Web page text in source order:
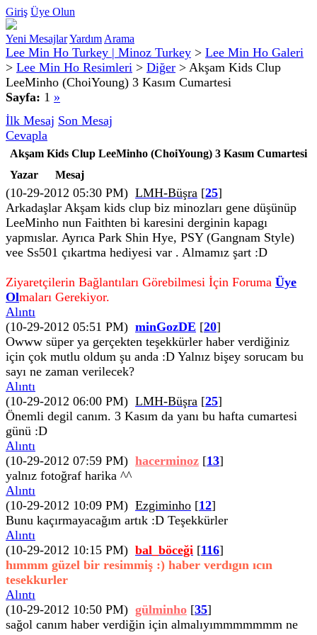
Giriş Üye Olun
Yeni MesajlarYardım Arama
Lee Min Ho Turkey | Minoz Turkey > Lee Min Ho Galeri
> Lee Min Ho Resimleri > Diğer > Akşam Kids Clup
LeeMinho (ChoiYoung) 3 Kasım Cumartesi
Sayfa: 1 »
İlk Mesaj Son Mesaj
Cevapla
Akşam Kids Clup LeeMinho (ChoiYoung) 3 Kasım Cumartesi
Yazar
Mesaj
(10-29-2012 05:30 PM) LMH-Büşra [25]
Arkadaşlar Akşam kids clup biz minozları gene düşünüp
LeeMinho nun Faithten bi karesini derginin kapagı
yapmıslar. Ayrıca Park Shin Hye, PSY (Gangnam Style)
vee Ss501 çıkartma hediyesi var . Almamız şart :D
Ziyaretçilerin Bağlantıları Görebilmesi İçin Foruma Üye
Olmaları Gerekiyor.
Alıntı
(10-29-2012 05:51 PM) minGozDE [20]
Owww süper ya gerçekten teşekkürler haber verdiğiniz
için çok mutlu oldum şu anda :D Yalnız bişey sorucam bu
sayı ne zaman verilecek?
Alıntı
(10-29-2012 06:00 PM) LMH-Büşra [25]
Önemli degil canım. 3 Kasım da yanı bu hafta cumartesi
günü :D
Alıntı
(10-29-2012 07:59 PM) hacerminoz [13]
yalnız fotoğraf harika ^^
Alıntı
(10-29-2012 10:09 PM) Ezgiminho [12]
Bunu kaçırmayacağım artık :D Teşekkürler
Alıntı
(10-29-2012 10:15 PM) bal_böceği [116]
hımmm güzel bir resimmiş :) haber verdıgın ıcın
tesekkurler
Alıntı
(10-29-2012 10:50 PM) gülminho [35]
sağol canım haber verdiğin için almalıyımmmmmmm ne